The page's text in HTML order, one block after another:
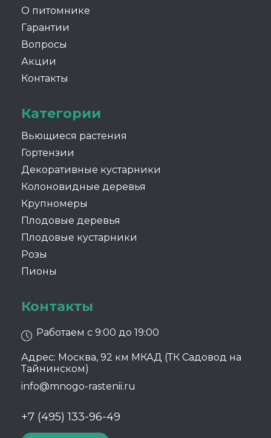
О питомнике
Гарантии
Вопросы
Акции
Контакты
Категории
Вьющиеся растения
Гортензии
Декоративные кустарники
Колоновидные деревья
Крупномеры
Плодовые деревья
Плодовые кустарники
Розы
Пионы
Контакты
Работаем с 9:00 до 19:00
Адрес: Москва, 92 км МКАД (ТК Садовод на
Тайнинском)
info@mnogo-rastenii.ru
+7 (495) 133-96-49